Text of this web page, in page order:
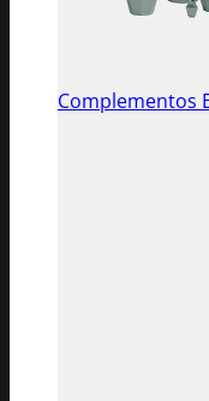
Complementos